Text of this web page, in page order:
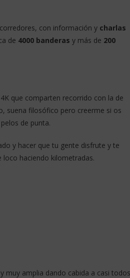
con información y charlas
de 4000 banderas y más de 200
que comparten recorrido con la de
suena filosófico pero creerme si os
de punta.
y hacer que tu gente disfrute y te
haciendo kilometradas.
muy amplia dando cabida a casi todos